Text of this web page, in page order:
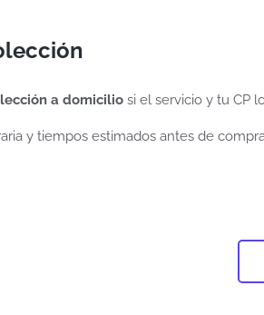
a domicilio si el servicio y tu CP
y tiempos estimados antes de